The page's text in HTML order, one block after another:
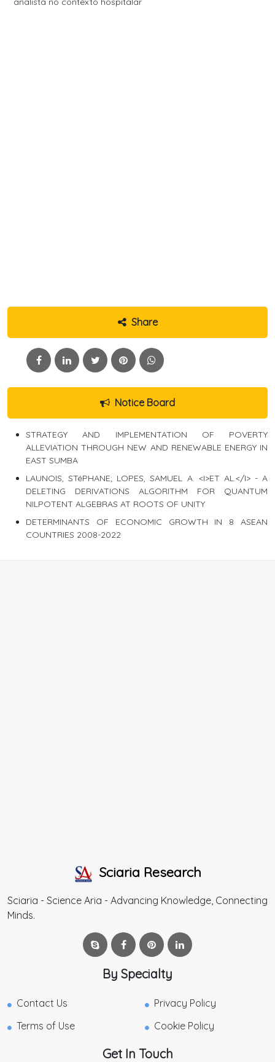
Share
Notice Board
STRATEGY AND IMPLEMENTATION OF POVERTY
ALLEVIATION THROUGH NEW AND RENEWABLE ENERGY IN
EAST SUMBA
LAUNOIS, STéPHANE; LOPES, SAMUEL A. <I>ET AL.</I> - A
DELETING DERIVATIONS ALGORITHM FOR QUANTUM
NILPOTENT ALGEBRAS AT ROOTS OF UNITY
DETERMINANTS OF ECONOMIC GROWTH IN 8 ASEAN
COUNTRIES 2008-2022
Sciaria Research
Sciaria - Science Aria - Advancing Knowledge, Connecting
Minds.
By Specialty
Contact Us
Privacy Policy
Terms of Use
Cookie Policy
Get In Touch